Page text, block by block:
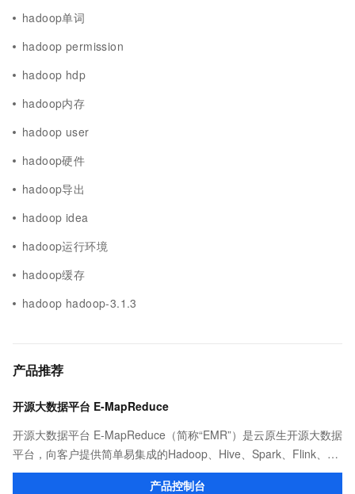
hadoop单词
hadoop permission
hadoop hdp
hadoop内存
hadoop user
hadoop硬件
hadoop导出
hadoop idea
hadoop运行环境
hadoop缓存
hadoop hadoop-3.1.3
产品推荐
开源大数据平台 E-MapReduce
开源大数据平台 E-MapReduce（简称“EMR”）是云原生开源大数据
平台，向客户提供简单易集成的Hadoop、Hive、Spark、Flink、
Presto、ClickHouse、StarRocks、Delta、Hudi等开源大数据计算
产品控制台